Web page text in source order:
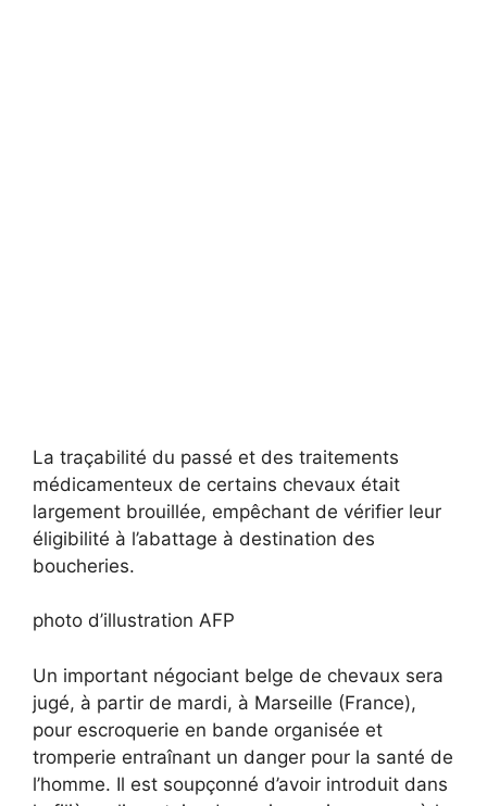
La traçabilité du passé et des traitements
médicamenteux de certains chevaux était
largement brouillée, empêchant de vérifier leur
éligibilité à l’abattage à destination des
boucheries.
photo d’illustration AFP
Un important négociant belge de chevaux sera
jugé, à partir de mardi, à Marseille (France),
pour escroquerie en bande organisée et
tromperie entraînant un danger pour la santé de
l’homme. Il est soupçonné d’avoir introduit dans